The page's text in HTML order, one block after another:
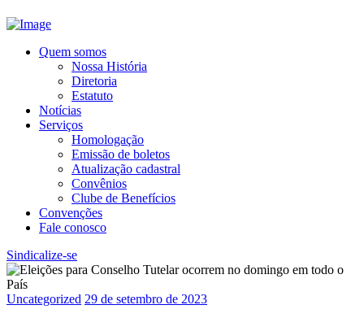
Quem somos
Nossa História
Diretoria
Estatuto
Notícias
Serviços
Homologação
Emissão de boletos
Atualização cadastral
Convênios
Clube de Benefícios
Convenções
Fale conosco
Sindicalize-se
Uncategorized 29 de setembro de 2023